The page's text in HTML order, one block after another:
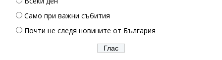
Само при важни събития
Почти не следя новините от България